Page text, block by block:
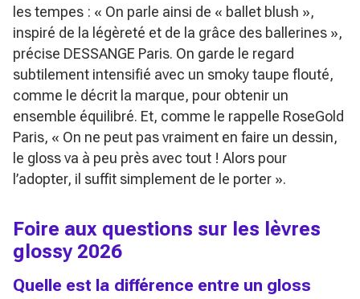
les tempes : « On parle ainsi de « ballet blush »,
inspiré de la légèreté et de la grâce des ballerines »,
précise DESSANGE Paris. On garde le regard
subtilement intensifié avec un smoky taupe flouté,
comme le décrit la marque, pour obtenir un
ensemble équilibré. Et, comme le rappelle RoseGold
Paris, « On ne peut pas vraiment en faire un dessin,
le gloss va à peu près avec tout ! Alors pour
l’adopter, il suffit simplement de le porter ».
Foire aux questions sur les lèvres
glossy 2026
Quelle est la différence entre un gloss